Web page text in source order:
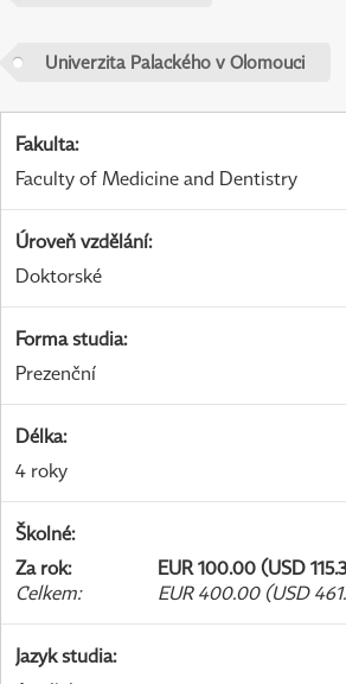
Univerzita Palackého v Olomouci
Fakulta:
Faculty of Medicine and Dentistry
Úroveň vzdělání:
Doktorské
Forma studia:
Prezenční
Délka:
4 roky
Školné:
Za rok:
EUR 100.00 (USD
Celkem: EUR 400.00 (USD
Jazyk studia: